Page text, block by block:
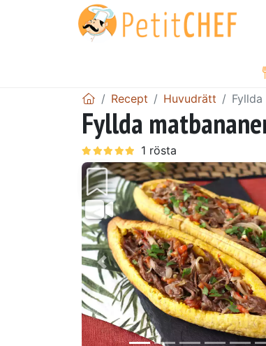
Recept Huvudrätt
Fyllda
Föregående